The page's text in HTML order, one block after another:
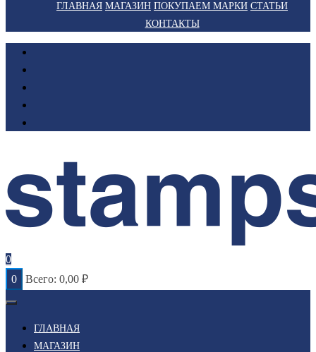
ГЛАВНАЯ МАГАЗИН ПОКУПАЕМ МАРКИ СТАТЬИ
КОНТАКТЫ
0
0
Всего: 0,00 ₽
ГЛАВНАЯ
МАГАЗИН